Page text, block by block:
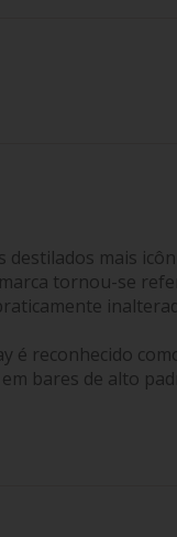
destilados mais
tornou-se
é reconhecido
bares de alto